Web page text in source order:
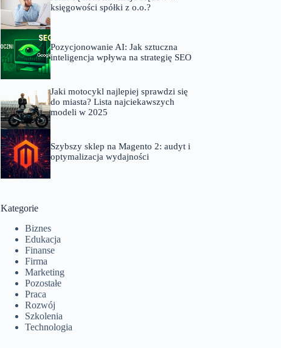
księgowości spółki z o.o.?
Pozycjonowanie AI: Jak sztuczna
inteligencja wpływa na strategię SEO
Jaki motocykl najlepiej sprawdzi się
do miasta? Lista najciekawszych
modeli w 2025
Szybszy sklep na Magento 2: audyt i
optymalizacja wydajności
Kategorie
Biznes
Edukacja
Finanse
Firma
Marketing
Pozostałe
Praca
Rozwój
Szkolenia
Technologia